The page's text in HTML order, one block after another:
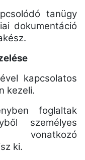
tanügy
dokumentáció
kapcsolatos
kezeli.
foglaltak
személyes
ki.